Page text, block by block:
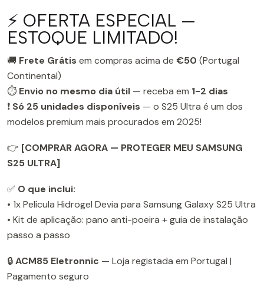
⚡ OFERTA ESPECIAL —
ESTOQUE LIMITADO!
🚚 Frete Grátis em compras acima de €50 (Portugal
Continental)
⏱️ Envio no mesmo dia útil — receba em 1-2 dias
❗ Só 25 unidades disponíveis — o S25 Ultra é um dos
modelos premium mais procurados em 2025!
👉 [COMPRAR AGORA — PROTEGER MEU SAMSUNG
S25 ULTRA]
✅ O que inclui:
• 1x Película Hidrogel Devia para Samsung Galaxy S25 Ultra
• Kit de aplicação: pano anti-poeira + guia de instalação
passo a passo
🔒ACM85 Eletronnic — Loja registada em Portugal |
Pagamento seguro